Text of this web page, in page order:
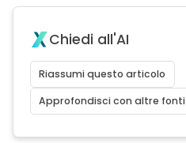
Chiedi all'AI
Riassumi questo articolo
Approfondisci con altre fonti